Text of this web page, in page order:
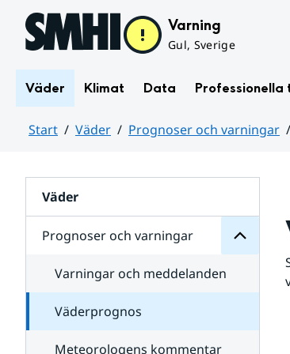
Hoppa till sidans innehåll Varning
Gul, Sverige
Väder Klimat Data Professionella
Start Väder Prognoser och varningar
Väder
Prognoser och varningar
för
varningar
Varningar och meddelanden
Väderprognos
Meteorologens kommentar